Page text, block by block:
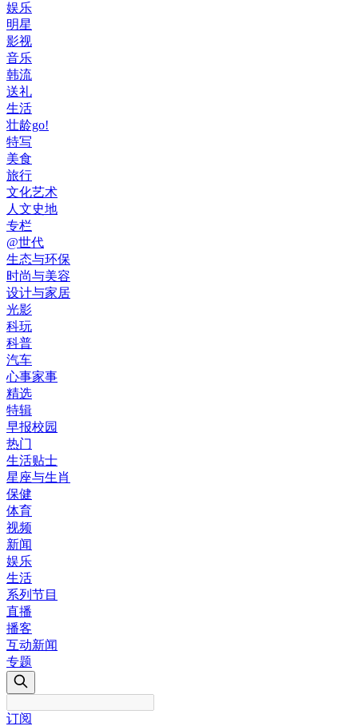
娱乐
明星
影视
音乐
韩流
送礼
生活
壮龄go!
特写
美食
旅行
文化艺术
人文史地
专栏
@世代
生态与环保
时尚与美容
设计与家居
光影
科玩
科普
汽车
心事家事
精选
特辑
早报校园
热门
生活贴士
星座与生肖
保健
体育
视频
新闻
娱乐
生活
系列节目
直播
播客
互动新闻
专题
订阅